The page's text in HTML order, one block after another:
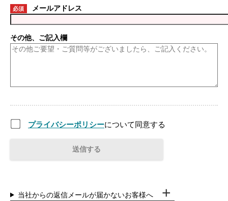
必須 メールアドレス
その他、ご記入欄
プライバシーポリシーについて同意する
当社からの返信メールが届かないお客様へ